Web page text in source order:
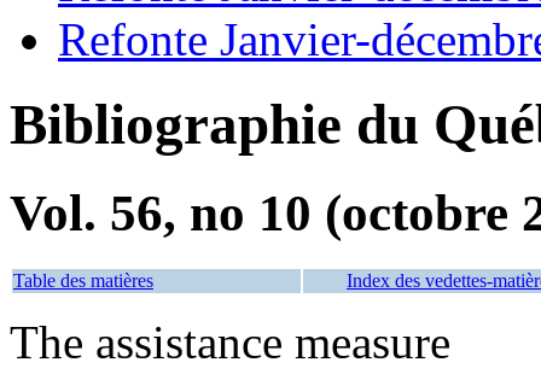
Refonte Janvier-
Bibliographie du
Vol. 56, no 10 (octobre
Table des matières Index des vedettes-
The assistance measure